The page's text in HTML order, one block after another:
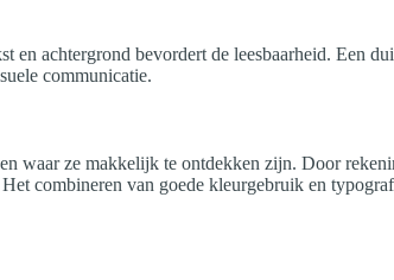
en achtergrond bevordert de leesbaarheid. Een
communicatie.
waar ze makkelijk te ontdekken zijn. Door
combineren van goede kleurgebruik en